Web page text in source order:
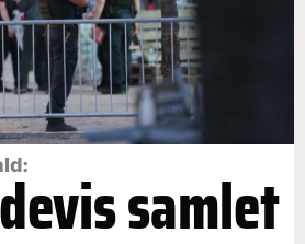
samlet